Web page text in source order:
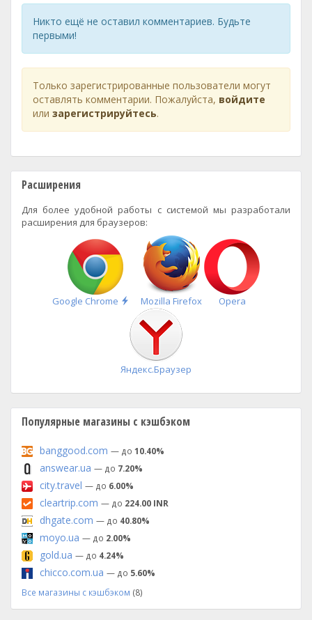
Никто ещё не оставил комментариев. Будьте
первыми!
Только зарегистрированные пользователи могут
оставлять комментарии. Пожалуйста, войдите
или зарегистрируйтесь.
Расширения
Для более удобной работы с системой мы разработали
расширения для браузеров:
Google Chrome
Быстрая
установка
Mozilla Firefox Opera
Яндекс.Браузер
Популярные магазины с кэшбэком
banggood.com — до 10.40%
answear.ua — до 7.20%
city.travel — до 6.00%
cleartrip.com — до 224.00 INR
dhgate.com — до 40.80%
moyo.ua — до 2.00%
gold.ua — до 4.24%
chicco.com.ua — до 5.60%
Все магазины с кэшбэком (8)